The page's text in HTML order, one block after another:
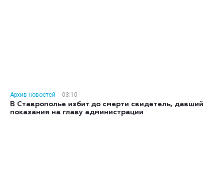
Архив новостей
03:10
В Ставрополье избит до смерти свидетель, давший
показания на главу администрации